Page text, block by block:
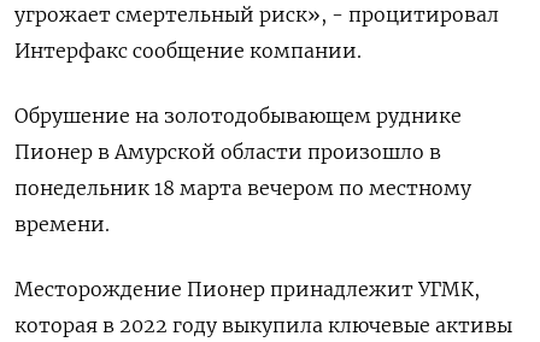
угрожает смертельный риск», - процитировал
Интерфакс сообщение компании.
Обрушение на золотодобывающем руднике
Пионер в Амурской области произошло в
понедельник 18 марта вечером по местному
времени.
Месторождение Пионер принадлежит УГМК,
которая в 2022 году выкупила ключевые активы